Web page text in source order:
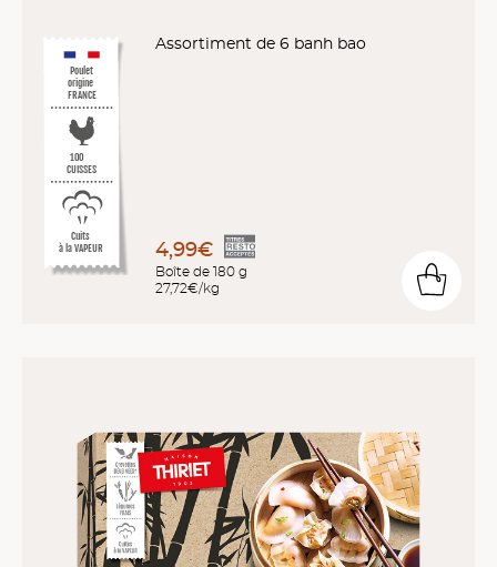
Poulet
origine
FRANCE
100
CUISSES
Cuits
à la VAPEUR
Assortiment de 6 banh bao
4,99€
Boîte de 180 g
27,72€/kg